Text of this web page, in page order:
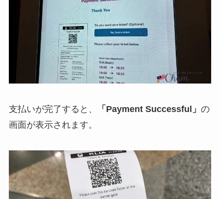
支払いが完了すると、 「Payment Successful」 の
画面が表示されます。